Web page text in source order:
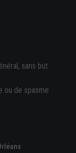
sans but
ou de spasme